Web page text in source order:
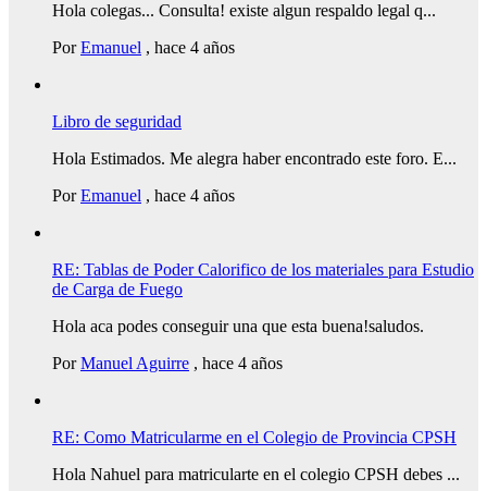
Hola colegas... Consulta! existe algun respaldo legal q...
PorEmanuel , hace 4 años
Libro de seguridad
Hola Estimados. Me alegra haber encontrado este foro. E...
PorEmanuel , hace 4 años
RE: Tablas de Poder Calorifico de los materiales para Estudio
de Carga de Fuego
Hola aca podes conseguir una que esta buena!saludos.
PorManuel Aguirre , hace 4 años
RE: Como Matricularme en el Colegio de Provincia CPSH
Hola Nahuel para matricularte en el colegio CPSH debes ...